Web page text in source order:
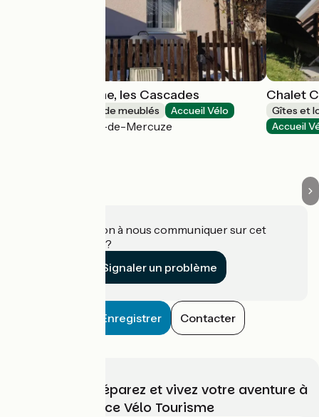
Gite de Calistane, les Cascades
Gîtes et locations de meublés Accueil Vélo
Saint-Vincent-de-Mercuze
Chalet
Gîtes et
Accueil
Une information à nous communiquer sur cet
établissement ?
Signaler un problème
Enregistrer Contacter
Choisissez, préparez et vivez votre aventure à
vélo avec France Vélo Tourisme